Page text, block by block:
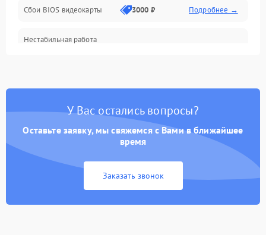
ПО
Электронные компоненты
Общие поломки
Система охлаждения
Экран (дисплей)
Программные сбои
Сбои BIOS видеокарты 3000 ₽ Подробнее →
Нестабильная работа
У Вас остались вопросы?
Оставьте заявку, мы свяжемся с Вами в ближайшее
время
Заказать звонок